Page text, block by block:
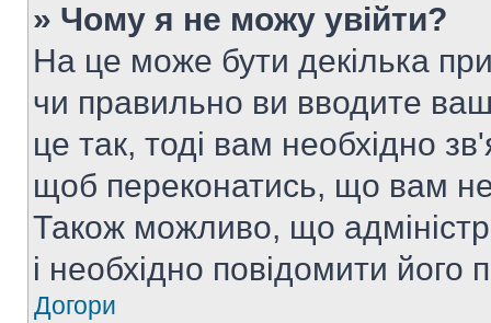
» Чому я не можу увійти?
На це може бути декілька
чи правильно ви вводите
це так, тоді вам необхідно
щоб переконатись, що вам
Також можливо, що
і необхідно повідомити
Догори